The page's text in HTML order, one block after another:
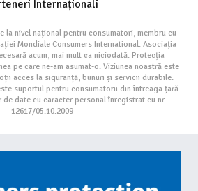
Internaționali
la nivel național pentru consumatori, membru cu
Mondiale Consumers International. Asociația
acum, mai mult ca niciodată. Protecția
pe care ne-am asumat-o. Viziunea noastră este
acces la siguranță, bunuri și servicii durabile.
suportul pentru consumatorii din întreaga țară.
date cu caracter personal înregistrat cu nr.
12617/05.10.2009